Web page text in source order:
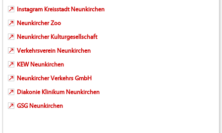
Instagram Kreisstadt Neunkirchen
Neunkircher Zoo
Neunkircher Kulturgesellschaft
Verkehrsverein Neunkirchen
KEW Neunkirchen
Neunkircher Verkehrs GmbH
Diakonie Klinikum Neunkirchen
GSG Neunkirchen